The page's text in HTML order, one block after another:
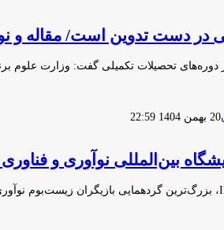
در دست تدوین است/ مقاله و
دوره‌های تحصیلات تکمیلی گفت: وزارت علوم
20 بهمن 1404 22:59
بین‌المللی نوآوری و